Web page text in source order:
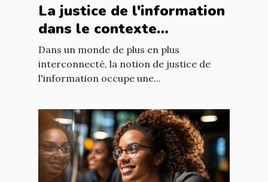
La justice de l'information
dans le contexte
international : enjeux et
défis
Dans un monde de plus en plus
interconnecté, la notion de justice de
l'information occupe une...